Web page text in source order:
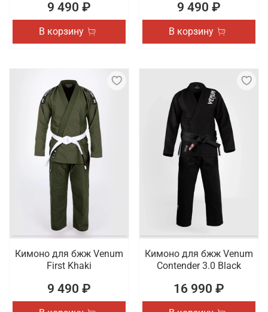
9 490 ₽
В корзину
9 490 ₽
В корзину
Кимоно для бжж Venum
First Khaki
9 490 ₽
Кимоно для бжж Venum
Contender 3.0 Black
16 990 ₽